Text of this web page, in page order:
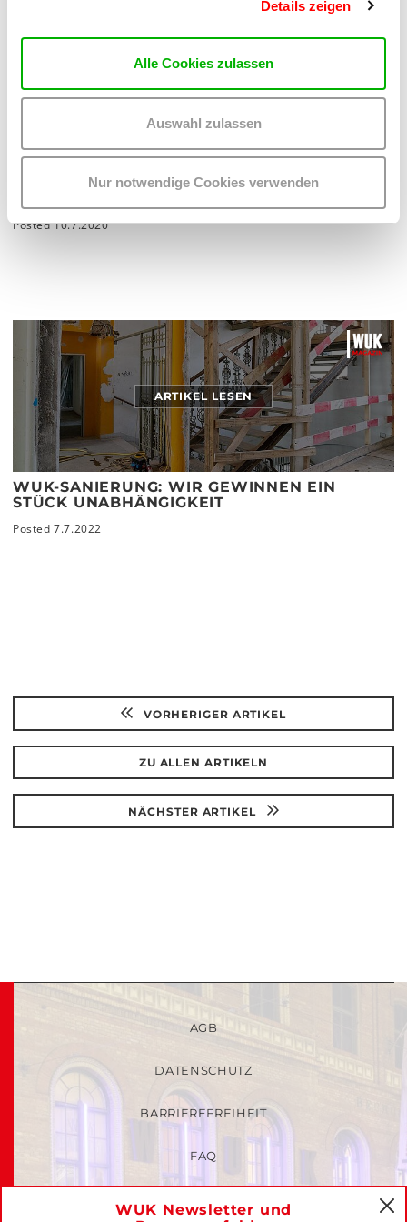
Details zeigen
Alle Cookies zulassen
Auswahl zulassen
Nur notwendige Cookies verwenden
ARTIKEL LESEN
LANGFRISTIGE ABSICHERUNG
WUK-GENERALVERSAMMLUNG STIMMT ABSCHLUSS DES
MIETVERTRAGS MIT DER STADT WIEN ZU
Posted 10.7.2020
ARTIKEL LESEN
WUK-SANIERUNG: WIR GEWINNEN EIN
STÜCK UNABHÄNGIGKEIT
Posted 7.7.2022
VORHERIGER ARTIKEL
ZU ALLEN ARTIKELN
NÄCHSTER ARTIKEL
WUK Newsletter und
AGB
DATENSCHUTZ
BARRIEREFREIHEIT
FAQ